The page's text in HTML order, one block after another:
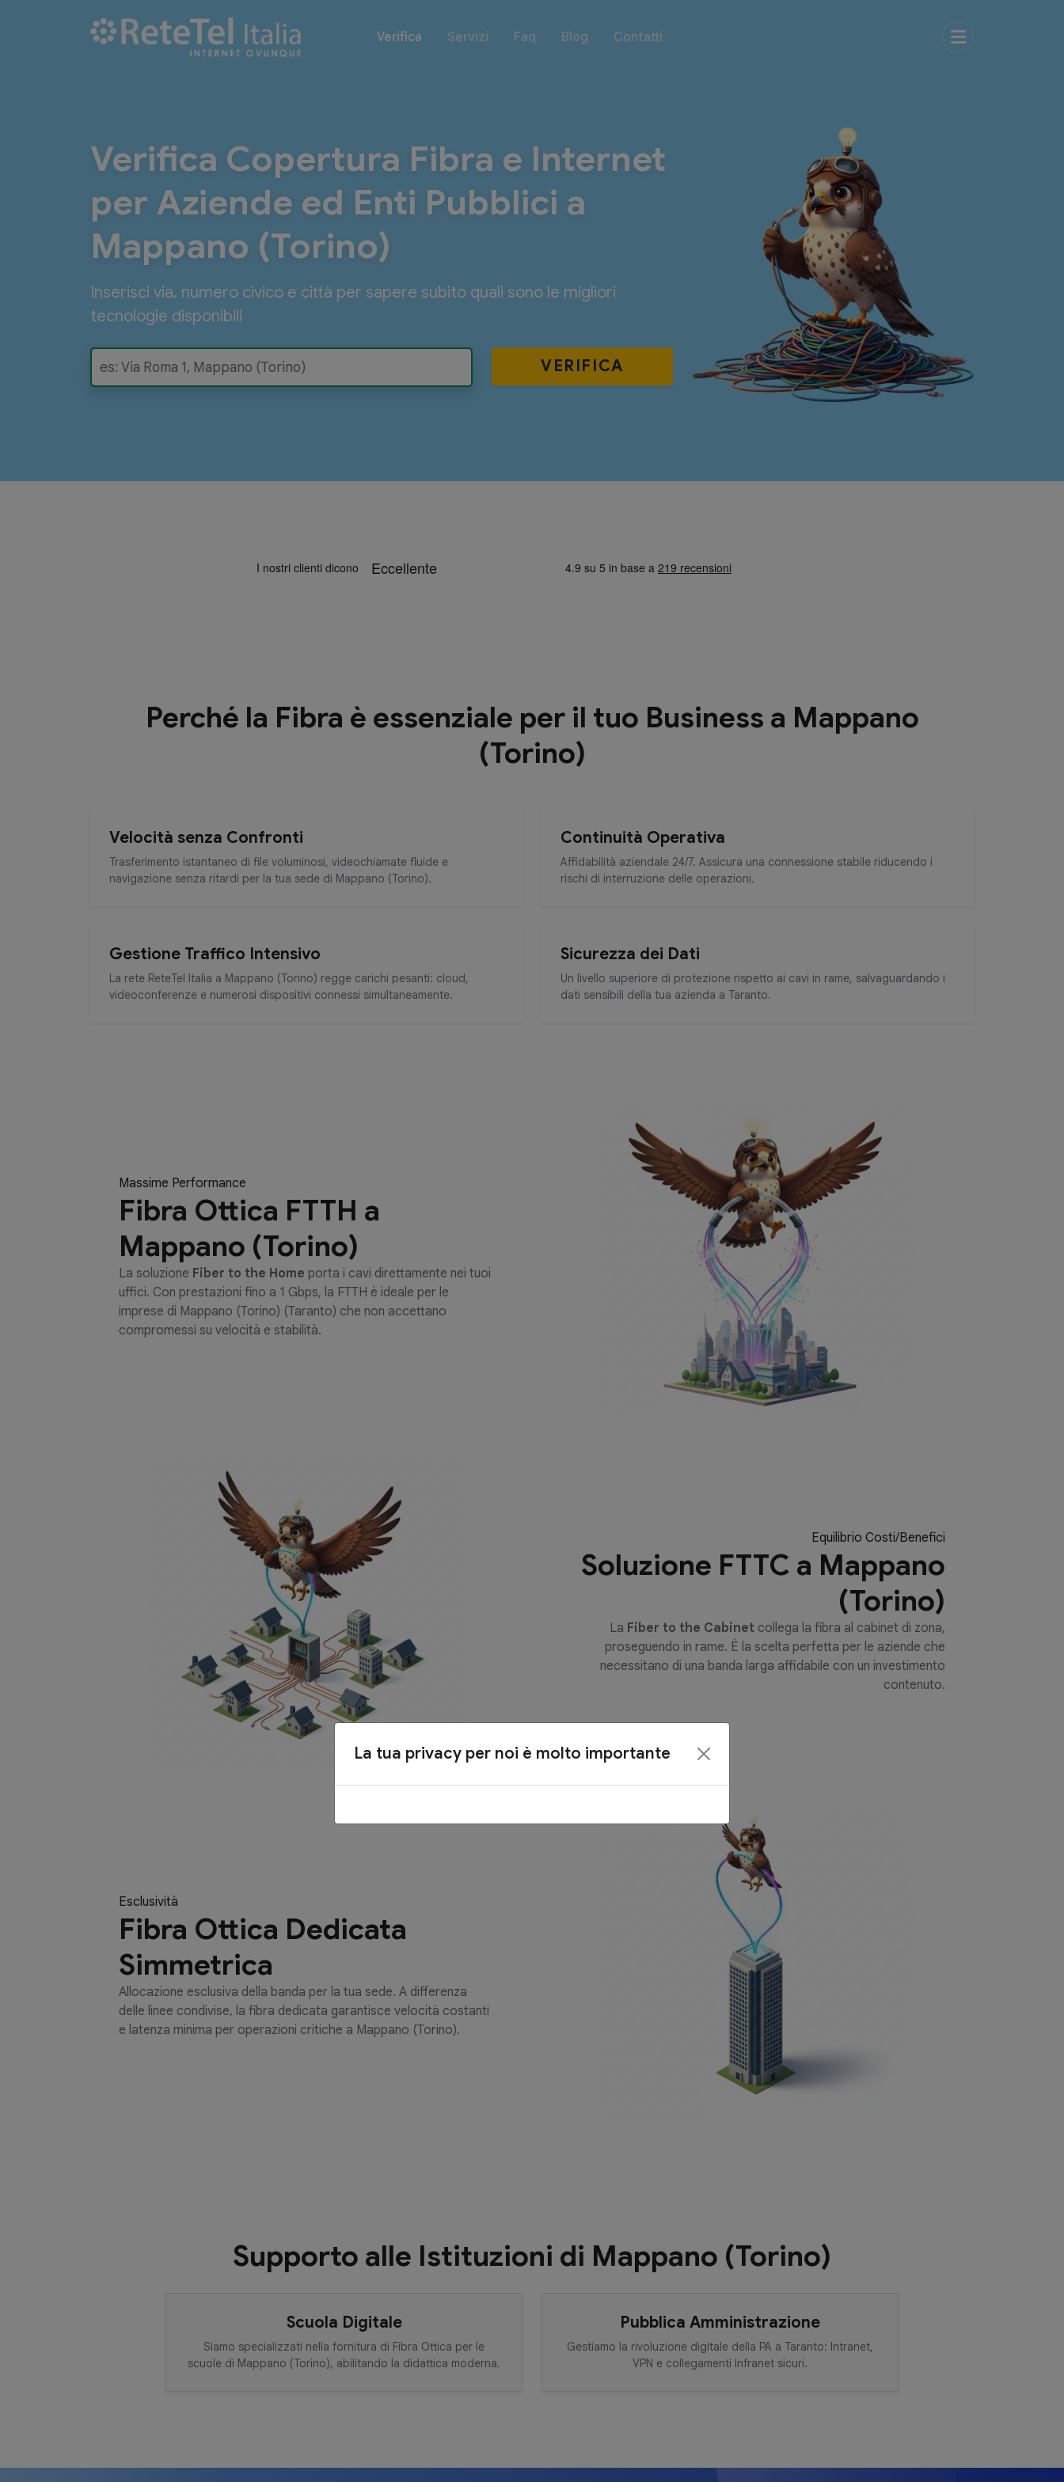
Verifica Servizi Faq Blog Contatti
Verifica Copertura Fibra e Internet
per Aziende ed Enti Pubblici a
Mappano (Torino)
Inserisci via, numero civico e città per sapere subito quali sono le migliori
tecnologie disponibili
VERIFICA
Perché la Fibra è essenziale per il tuo Business a Mappano
(Torino)
Velocità senza Confronti
Trasferimento istantaneo di file voluminosi, videochiamate fluide e
navigazione senza ritardi per la tua sede di Mappano (Torino).
Continuità Operativa
Affidabilità aziendale 24/7. Assicura una connessione stabile riducendo i
rischi di interruzione delle operazioni.
Gestione Traffico Intensivo
La rete ReteTel Italia a Mappano (Torino) regge carichi pesanti: cloud,
videoconferenze e numerosi dispositivi connessi simultaneamente.
Sicurezza dei Dati
Un livello superiore di protezione rispetto ai cavi in rame, salvaguardando i
dati sensibili della tua azienda a Taranto.
Massime Performance
Fibra Ottica FTTH a
Mappano (Torino)
La soluzione Fiber to the Home porta i cavi direttamente nei tuoi
uffici. Con prestazioni fino a 1 Gbps, la FTTH è ideale per le
imprese di Mappano (Torino) (Taranto) che non accettano
compromessi su velocità e stabilità.
Equilibrio Costi/Benefici
Soluzione FTTC a Mappano
(Torino)
La Fiber to the Cabinet collega la fibra al cabinet di zona,
proseguendo in rame. È la scelta perfetta per le aziende che
necessitano di una banda larga affidabile con un investimento
contenuto.
Esclusività
Fibra Ottica Dedicata
Simmetrica
Allocazione esclusiva della banda per la tua sede. A differenza
delle linee condivise, la fibra dedicata garantisce velocità costanti
e latenza minima per operazioni critiche a Mappano (Torino).
Supporto alle Istituzioni di Mappano (Torino)
Scuola Digitale
Siamo specializzati nella fornitura di Fibra Ottica per le
scuole di Mappano (Torino), abilitando la didattica moderna.
Pubblica Amministrazione
Gestiamo la rivoluzione digitale della PA a Taranto: Intranet,
VPN e collegamenti Infranet sicuri.
La tua privacy per noi è molto importante